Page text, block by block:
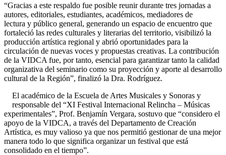
“Gracias a este respaldo fue posible reunir durante tres jornadas a
autores, editoriales, estudiantes, académicos, mediadores de
lectura y público general, generando un espacio de encuentro que
fortaleció las redes culturales y literarias del territorio, visibilizó la
producción artística regional y abrió oportunidades para la
circulación de nuevas voces y propuestas creativas. La contribución
de la VIDCA fue, por tanto, esencial para garantizar tanto la calidad
organizativa del seminario como su proyección y aporte al desarrollo
cultural de la Región”, finalizó la Dra. Rodríguez.
El académico de la Escuela de Artes Musicales y Sonoras y
responsable del “XI Festival Internacional Relincha – Músicas
experimentales”, Prof. Benjamín Vergara, sostuvo que “considero el
apoyo de la VIDCA, a través del Departamento de Creación
Artística, es muy valioso ya que nos permitió gestionar de una mejor
manera todo lo que significa organizar un festival que está
consolidado en el tiempo”.